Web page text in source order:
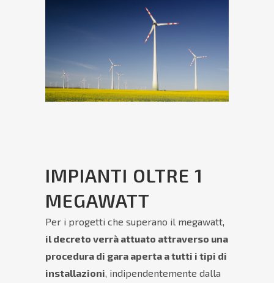
IMPIANTI OLTRE 1
MEGAWATT
Per i progetti che superano il megawatt,
il decreto verrà attuato attraverso una
procedura di gara aperta a tutti i tipi di
installazioni , indipendentemente dalla